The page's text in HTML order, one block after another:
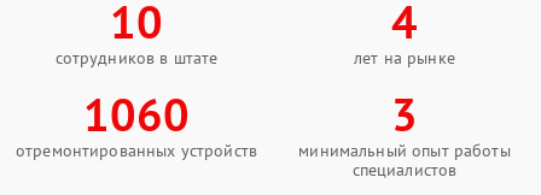
10
сотрудников в штате
4
лет на рынке
1060
отремонтированных устройств
3
минимальный опыт работы
специалистов